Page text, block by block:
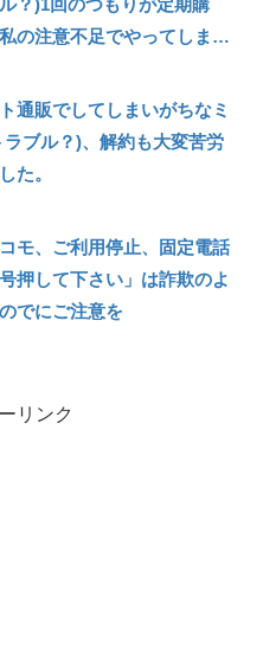
？)1回のつもりが定期購
の注意不足でやってしまい
通販でしてしまいがちなミ
ラブル？)、解約も大変苦労
た。
コモ、ご利用停止、固定電話
押して下さい」は詐欺のよ
でにご注意を
リンク